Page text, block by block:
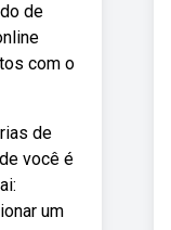
de
com o
de
você é
um